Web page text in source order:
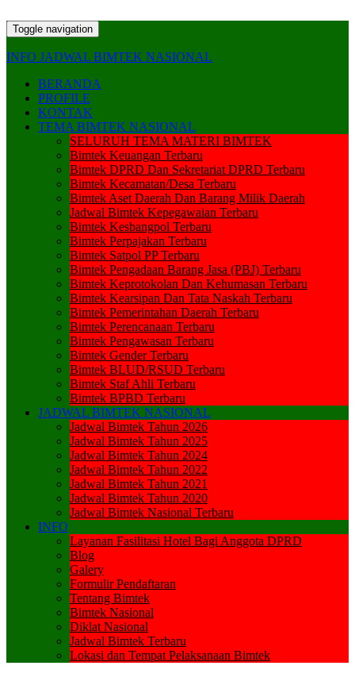
Toggle navigation
INFO JADWAL BIMTEK NASIONAL
BERANDA
PROFILE
KONTAK
TEMA BIMTEK NASIONAL
SELURUH TEMA MATERI BIMTEK
Bimtek Keuangan Terbaru
Bimtek DPRD Dan Sekretariat DPRD Terbaru
Bimtek Kecamatan/Desa Terbaru
Bimtek Aset Daerah Dan Barang Milik Daerah
Jadwal Bimtek Kepegawaian Terbaru
Bimtek Kesbangpol Terbaru
Bimtek Perpajakan Terbaru
Bimtek Satpol PP Terbaru
Bimtek Pengadaan Barang Jasa (PBJ) Terbaru
Bimtek Keprotokolan Dan Kehumasan Terbaru
Bimtek Kearsipan Dan Tata Naskah Terbaru
Bimtek Pemerintahan Daerah Terbaru
Bimtek Perencanaan Terbaru
Bimtek Pengawasan Terbaru
Bimtek Gender Terbaru
Bimtek BLUD/RSUD Terbaru
Bimtek Staf Ahli Terbaru
Bimtek BPBD Terbaru
JADWAL BIMTEK NASIONAL
Jadwal Bimtek Tahun 2026
Jadwal Bimtek Tahun 2025
Jadwal Bimtek Tahun 2024
Jadwal Bimtek Tahun 2022
Jadwal Bimtek Tahun 2021
Jadwal Bimtek Tahun 2020
Jadwal Bimtek Nasional Terbaru
INFO
Layanan Fasilitasi Hotel Bagi Anggota DPRD
Blog
Galery
Formulir Pendaftaran
Tentang Bimtek
Bimtek Nasional
Diklat Nasional
Jadwal Bimtek Terbaru
Lokasi dan Tempat Pelaksanaan Bimtek